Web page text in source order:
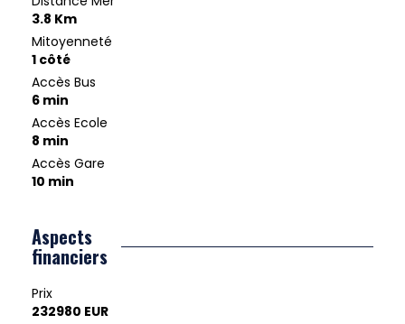
3.8 Km
Mitoyenneté
1 côté
Accès Bus
6 min
Accès Ecole
8 min
Accès Gare
10 min
Aspects
financiers
Prix
232980 EUR